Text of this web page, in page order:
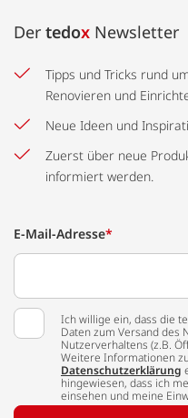
Der tedox Newsletter
Tipps und Tricks rund
Renovieren und
Neue Ideen und
Zuerst über neue
informiert werden.
E-Mail-Adresse*
Ich willige ein, dass die
Daten zum Versand des
Nutzerverhaltens (z.B.
Weitere Informationen
Datenschutzerklärung
hingewiesen, dass ich
einsehen und meine